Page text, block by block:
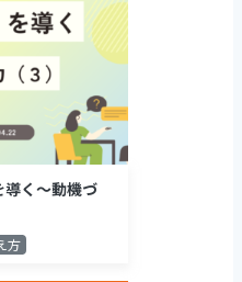
導く～動機づ
方